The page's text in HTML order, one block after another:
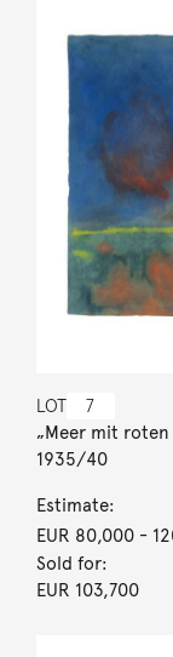
LOT 7
„Meer mit
1935/40
Estimate:
EUR 80,000-
Sold for:
EUR 103,700